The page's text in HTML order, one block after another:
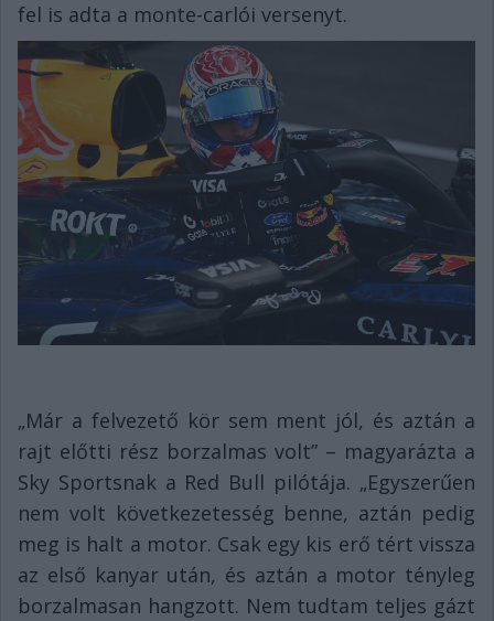
fel is adta a monte-carlói versenyt.
„Már a felvezető kör sem ment jól, és aztán a
rajt előtti rész borzalmas volt” – magyarázta a
Sky Sportsnak a Red Bull pilótája. „Egyszerűen
nem volt következetesség benne, aztán pedig
meg is halt a motor. Csak egy kis erő tért vissza
az első kanyar után, és aztán a motor tényleg
borzalmasan hangzott. Nem tudtam teljes gázt